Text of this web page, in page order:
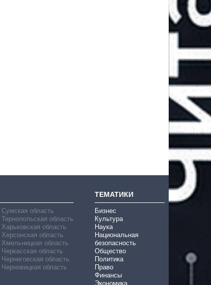
Сумская область
Тернопольская область
Харьковская область
Херсонская область
Хмельницкая область
Черкасская область
Черниговская область
Черновицкая область
ТЕМАТИКИ
Бизнес
Культура
Наука
Национальная
безопасность
Общество
Политика
Право
Финансы
Экономика